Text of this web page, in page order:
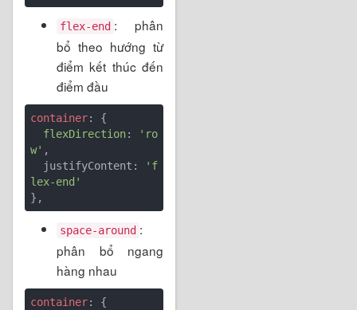
flex-end : phân
bổ theo hướng từ
điểm kết thúc đến
điểm đầu
container: {
flexDirection:
'ro
w' ,
  justifyContent:
'f
lex-end'
space-around :
phân bổ ngang
hàng nhau
container: {